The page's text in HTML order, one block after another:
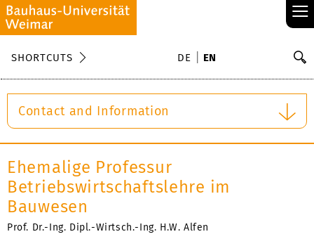
≡
SHORTCUTS DE EN
Contact and Information
Ehemalige Professur
Betriebswirtschaftslehre im
Bauwesen
Prof. Dr.-Ing. Dipl.-Wirtsch.-Ing. H.W. Alfen